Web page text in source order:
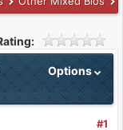
Options
#1